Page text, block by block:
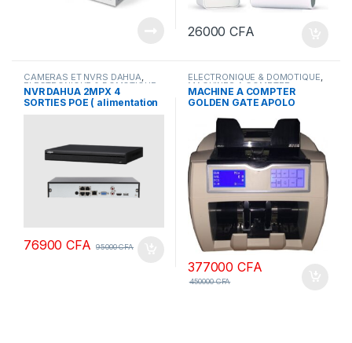
26000CFA
CAMERAS ET NVRS DAHUA,
ELECTRONIQUE & DOMOTIQUE
NVR DAHUA 2MPX 4
SORTIES POE ( alimentation
POE )
76900CFA 95000CFA
ELECTRONIQUE & DOMOTIQUE,
MACHINES A COMPTER
MACHINE A COMPTER
GOLDEN GATE APOLO
377000CFA
450000CFA